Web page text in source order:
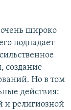
очень широко
подпадает
создание
Но в том
действия:
и религиозной